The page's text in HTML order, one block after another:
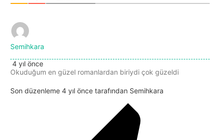
Semihkara
4 yıl önce
Okuduğum en güzel romanlardan biriydi çok güzeldi
Son düzenleme 4 yıl önce tarafından Semihkara